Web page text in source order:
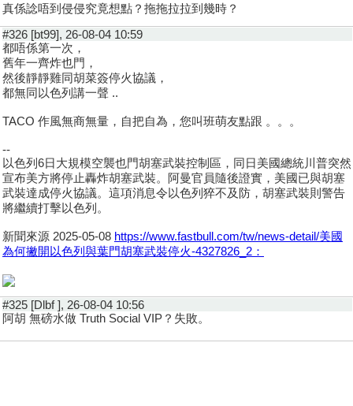
真係諗唔到侵侵究竟想點？拖拖拉拉到幾時？
#326 [bt99], 26-08-04 10:59
都唔係第一次，
舊年一齊炸也門，
然後靜靜雞同胡菜簽停火協議，
都無同以色列講一聲 ..
TACO 作風無商無量，自把自為，您叫班萌友點跟 。。。
--
以色列6日大規模空襲也門胡塞武裝控制區，同日美國總統川普突然
宣布美方將停止轟炸胡塞武裝。阿曼官員隨後證​​實，美國已與胡塞
武裝達成停火協議。這項消息令以色列猝不及防，胡塞武裝則警告
將繼續打擊以色列。
新聞來源 2025-05-08 https://www.fastbull.com/tw/news-detail/美國
為何撇開以色列與葉門胡塞武裝停火-4327826_2：
#325 [Dlbf ], 26-08-04 10:56
阿胡 無磅水做 Truth Social VIP？失敗。